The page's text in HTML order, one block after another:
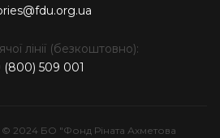
лінії (безкоштовно):
(800) 509 001
© 2024 БО "Фонд Ріната Ахметова